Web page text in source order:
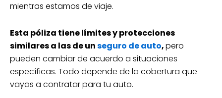
mientras estamos de viaje.
Esta póliza tiene límites y protecciones
similares a las de unseguro de auto,pero
pueden cambiar de acuerdo a situaciones
específicas. Todo depende de la cobertura que
vayas a contratar para tu auto.